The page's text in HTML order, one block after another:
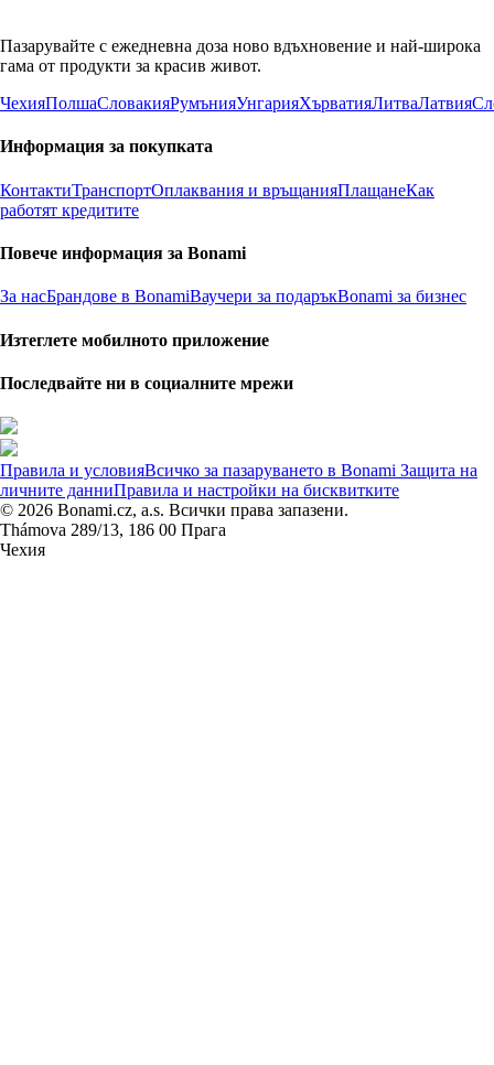
Пазарувайте с ежедневна доза ново вдъхновение и най-широка
гама от продукти за красив живот.
ЧехияПолшаСловакияРумънияУнгарияХърватияЛитваЛатвия
Информация за покупката
КонтактиТранспортОплаквания и връщанияПлащанеКак
работят кредитите
Повече информация за Bonami
За насБрандове в BonamiВаучери за подаръкBonami за бизнес
Изтеглете мобилното приложение
Последвайте ни в социалните мрежи
Правила и условияВсичко за пазаруването в Bonami Защита на
личните данниПравила и настройки на бисквитките
© 2026 Bonami.cz, a.s. Всички права запазени.
Thámova 289/13, 186 00 Прага
Чехия